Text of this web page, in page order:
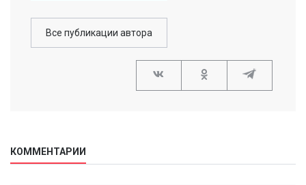
Все публикации автора
КОММЕНТАРИИ